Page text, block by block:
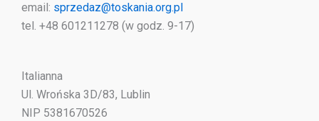
email: sprzedaz@toskania.org.pl
tel. +48 601211278 (w godz. 9-17)
Italianna
Ul. Wrońska 3D/83, Lublin
NIP 5381670526